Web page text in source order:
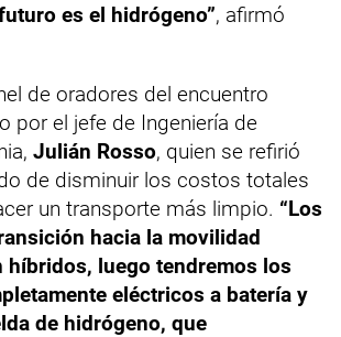
es el hidrógeno”, afirmó
de oradores del encuentro
por el jefe de Ingeniería de
Julián Rosso, quien se refirió
de disminuir los costos totales
un transporte más limpio. “Los
hacia la movilidad
híbridos, luego tendremos los
eléctricos a batería y
de hidrógeno, que